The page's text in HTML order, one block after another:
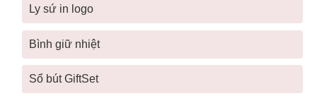
Ly sứ in logo
Bình giữ nhiệt
Sổ bút GiftSet